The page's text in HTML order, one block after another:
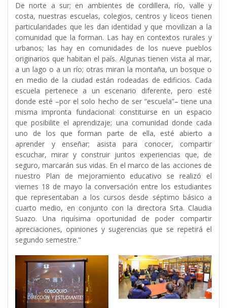
De norte a sur; en ambientes de cordillera, río, valle y
costa, nuestras escuelas, colegios, centros y liceos tienen
particularidades que les dan identidad y que movilizan a la
comunidad que la forman. Las hay en contextos rurales y
urbanos; las hay en comunidades de los nueve pueblos
originarios que habitan el país. Algunas tienen vista al mar,
a un lago o a un río; otras miran la montaña, un bosque o
en medio de la ciudad están rodeadas de edificios. Cada
escuela pertenece a un escenario diferente, pero esté
donde esté –por el solo hecho de ser “escuela”– tiene una
misma impronta fundacional: constituirse en un espacio
que posibilite el aprendizaje; una comunidad donde cada
uno de los que forman parte de ella, esté abierto a
aprender y enseñar; asista para conocer, compartir
escuchar, mirar y construir juntos experiencias que, de
seguro, marcarán sus vidas. En el marco de las acciones de
nuestro Plan de mejoramiento educativo se realizó el
viernes 18 de mayo la conversación entre los estudiantes
que representaban a los cursos desde séptimo básico a
cuarto medio, en conjunto con la directora Srta. Claudia
Suazo. Una riquísima oportunidad de poder compartir
apreciaciones, opiniones y sugerencias que se repetirá el
segundo semestre."